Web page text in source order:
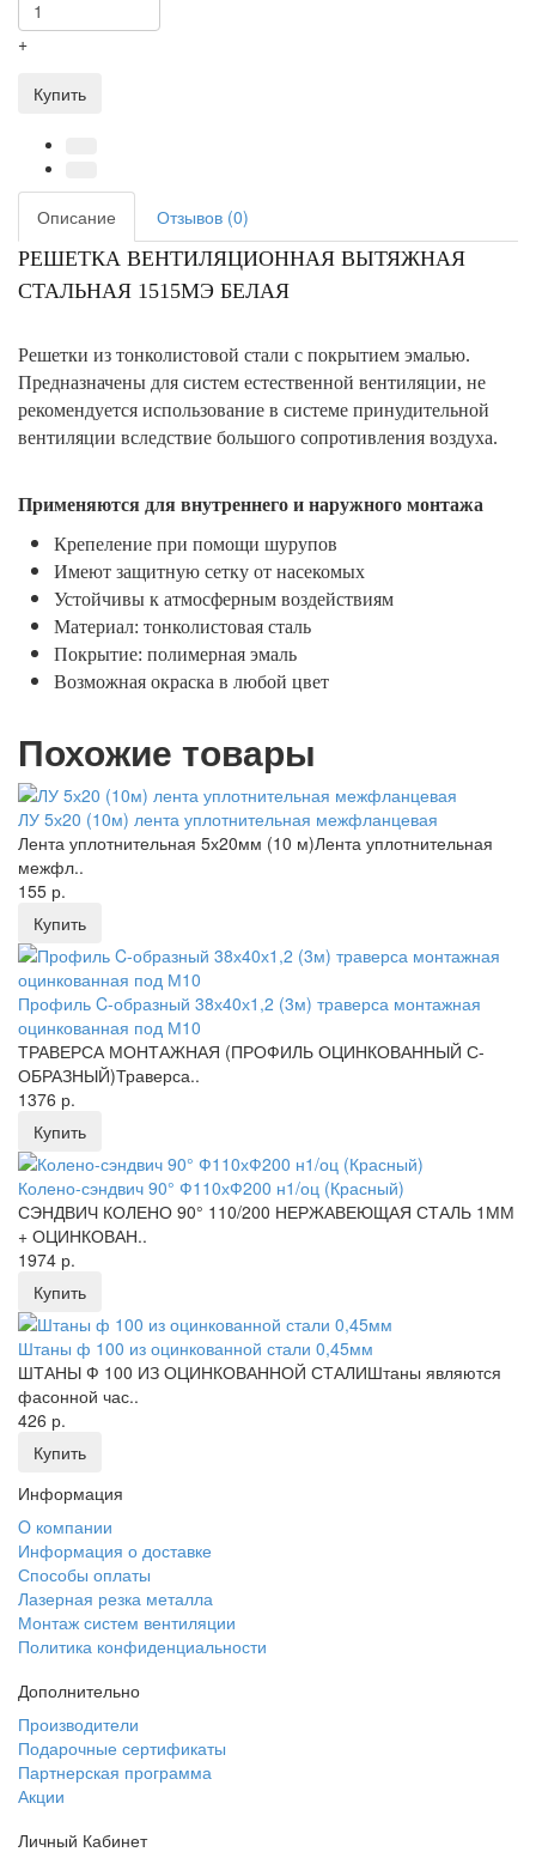
+
Купить
Описание
Отзывов (0)
РЕШЕТКА ВЕНТИЛЯЦИОННАЯ ВЫТЯЖНАЯ
СТАЛЬНАЯ 1515МЭ БЕЛАЯ
Решетки из тонколистовой стали с покрытием эмалью.
Предназначены для систем естественной вентиляции, не
рекомендуется использование в системе принудительной
вентиляции вследствие большого сопротивления воздуха.
Применяются для внутреннего и наружного монтажа
Крепеление при помощи шурупов
Имеют защитную сетку от насекомых
Устойчивы к атмосферным воздействиям
Материал: тонколистовая сталь
Покрытие: полимерная эмаль
Возможная окраска в любой цвет
Похожие товары
ЛУ 5х20 (10м) лента уплотнительная межфланцевая
Лента уплотнительная 5х20мм (10 м)Лента уплотнительная
межфл..
155 р.
Купить
Профиль C-образный 38х40х1,2 (3м) траверса монтажная
оцинкованная под М10
ТРАВЕРСА МОНТАЖНАЯ (ПРОФИЛЬ ОЦИНКОВАННЫЙ С-
ОБРАЗНЫЙ)Траверса..
1376 р.
Купить
Колено-сэндвич 90° Ф110хФ200 н1/оц (Красный)
СЭНДВИЧ КОЛЕНО 90° 110/200 НЕРЖАВЕЮЩАЯ СТАЛЬ 1ММ
+ ОЦИНКОВАН..
1974 р.
Купить
Штаны ф 100 из оцинкованной стали 0,45мм
ШТАНЫ Ф 100 ИЗ ОЦИНКОВАННОЙ СТАЛИШтаны являются
фасонной час..
426 р.
Купить
Информация
O компании
Информация о доставке
Способы оплаты
Лазерная резка металла
Монтаж систем вентиляции
Политика конфиденциальности
Дополнительно
Производители
Подарочные сертификаты
Партнерская программа
Акции
Личный Кабинет